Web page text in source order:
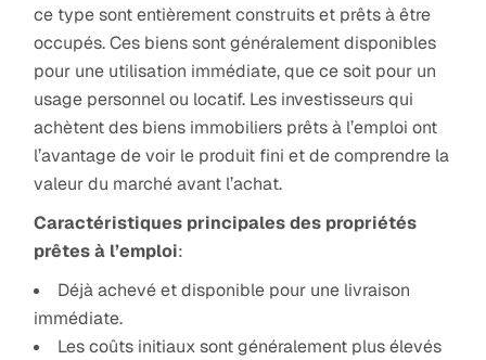
ce type sont entièrement construits et prêts à être
occupés. Ces biens sont généralement disponibles
pour une utilisation immédiate, que ce soit pour un
usage personnel ou locatif. Les investisseurs qui
achètent des biens immobiliers prêts à l’emploi ont
l’avantage de voir le produit fini et de comprendre la
valeur du marché avant l’achat.
Caractéristiques principales des propriétés
prêtes à l’emploi:
Déjà achevé et disponible pour une livraison
immédiate.
Les coûts initiaux sont généralement plus élevés